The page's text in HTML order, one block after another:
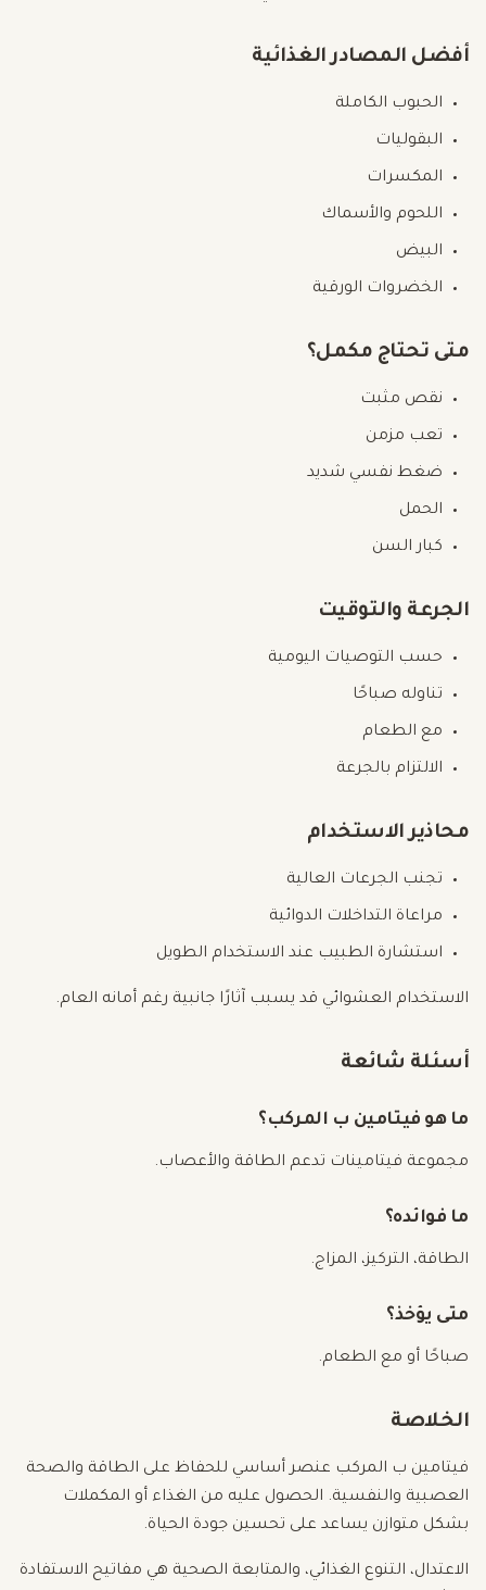
أفضل المصادر الغذائية
الحبوب الكاملة
البقوليات
المكسرات
اللحوم والأسماك
البيض
الخضروات الورقية
متى تحتاج مكمل؟
نقص مثبت
تعب مزمن
ضغط نفسي شديد
الحمل
كبار السن
الجرعة والتوقيت
حسب التوصيات اليومية
تناوله صباحًا
مع الطعام
الالتزام بالجرعة
محاذير الاستخدام
تجنب الجرعات العالية
مراعاة التداخلات الدوائية
استشارة الطبيب عند الاستخدام الطويل
الاستخدام العشوائي قد يسبب آثارًا جانبية رغم أمانه العام.
أسئلة شائعة
ما هو فيتامين ب المركب؟
مجموعة فيتامينات تدعم الطاقة والأعصاب.
ما فوائده؟
الطاقة، التركيز، المزاج.
متى يؤخذ؟
صباحًا أو مع الطعام.
الخلاصة
فيتامين ب المركب عنصر أساسي للحفاظ على الطاقة والصحة
العصبية والنفسية. الحصول عليه من الغذاء أو المكملات
بشكل متوازن يساعد على تحسين جودة الحياة.
الاعتدال، التنوع الغذائي، والمتابعة الصحية هي مفاتيح الاستفادة